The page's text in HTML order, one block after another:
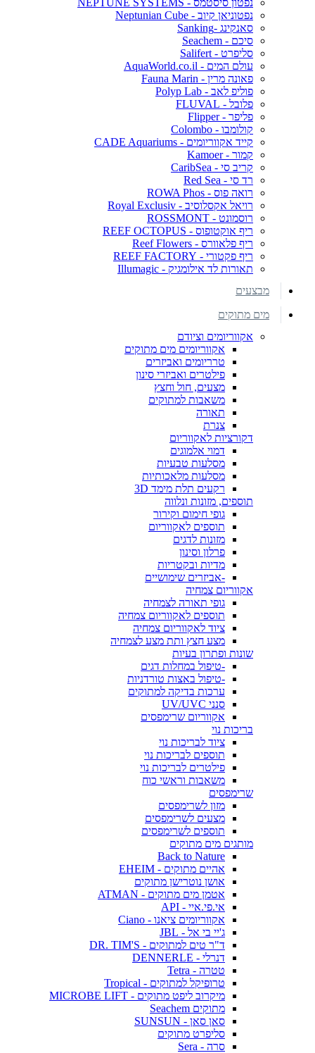
נפטוניאן קיוב - Neptunian Cube
סאנקינג -Sanking
סיכם - Seachem
סליפרט - Salifert
עולם המים - AquaWorld.co.il
פאונה מרין - Fauna Marin
פוליפ לאב - Polyp Lab
פלובל - FLUVAL
פליפר - Flipper
קולומבו - Colombo
קייד אקווריומים - CADE Aquariums
קמור - Kamoer
קריב סי - CaribSea
רד סי - Red Sea
רואה פוס - ROWA Phos
רויאל אקסלוסיב - Royal Exclusiv
רוסמונט - ROSSMONT
ריף אוקטופוס - REEF OCTOPUS
ריף פלאוורס - Reef Flowers
ריף פקטורי - REEF FACTORY
תאורות לד אילומגיק - Illumagic
מבצעים
מים מתוקים
אקווריומים וציודם
אקווריומים מים מתוקים
טרריומים ואביזרים
פילטרים ואביזרי סינון
מצעים, חול וחצץ
משאבות למתוקים
תאורה
צנרת
דקורציות לאקווריום
דמוי אלמוגים
מסלעות טבעיות
מסלעות מלאכותיות
רקעים תלת מימד 3D
תוספים, מזונות ונלווה
גופי חימום וקירור
תוספים לאקווריום
מזונות לדגים
פרלון וסינון
מדיות ובקטריות
-אביזרים שימושיים
אקווריום צמחיה
גופי תאורה לצמחיה
תוספים לאקווריום צמחיה
ציוד לאקווריום צמחיה
מצע חצץ ותת מצע לצמחיה
שונות ופתרון בעיות
-טיפול במחלות דגים
-טיפול באצות טורדניות
ערכות בדיקה למתוקים
סנני UV/UVC
אקווריום שרימפסים
בריכות נוי
ציוד לבריכות נוי
תוספים לבריכות נוי
פילטרים לבריכות נוי
משאבות וראשי כוח
שרימפסים
מזון לשרימפסים
מצעים לשרימפסים
תוספים לשרימפסים
מותגים מים מתוקים
Back to Nature
אהיים מתוקים - EHEIM
אושן נוטרישן מתוקים
אטמן מים מתוקים - ATMAN
אי.פי.איי - API
אקווריומים ציאנו - Ciano
ג'יי בי אל - JBL
ד"ר טים למתוקים - DR. TIM'S
דנרלי - DENNERLE
טטרה - Tetra
טרופיקל למתוקים - Tropical
מיקרוב ליפט מתוקים - MICROBE LIFT
מתוקים Seachem
סאן סאן - SUNSUN
סליפרט מתוקים
סרה - Sera